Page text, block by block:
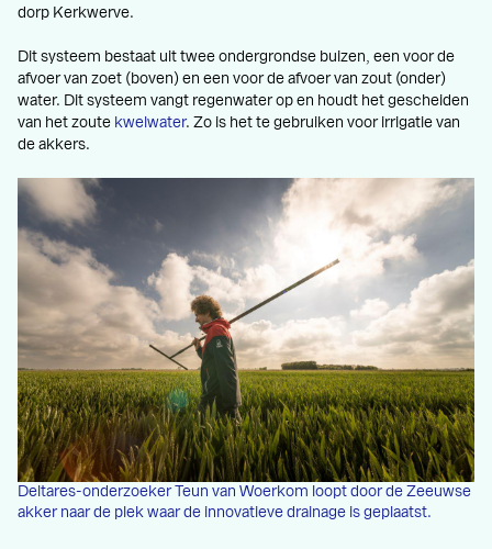
dorp Kerkwerve.
Dit systeem bestaat uit twee ondergrondse buizen, een voor de
afvoer van zoet (boven) en een voor de afvoer van zout (onder)
water. Dit systeem vangt regenwater op en houdt het gescheiden
van het zoute kwelwater. Zo is het te gebruiken voor irrigatie van
de akkers.
Deltares-onderzoeker Teun van Woerkom loopt door de Zeeuwse
akker naar de plek waar de innovatieve drainage is geplaatst.